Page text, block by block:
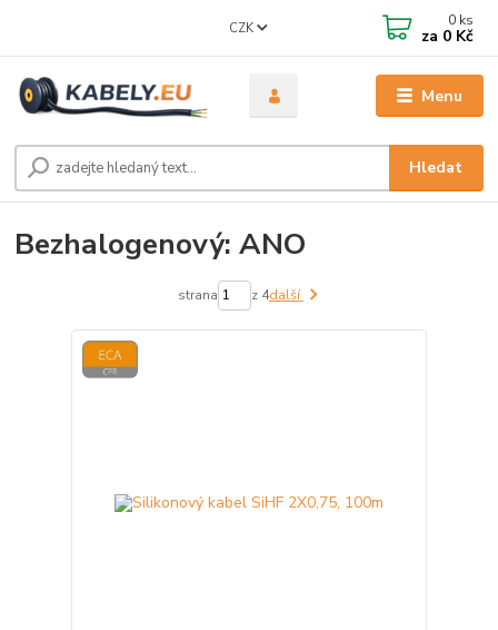
Menu
CZK
Hledat
0 ks
za 0 Kč
Bezhalogenový: ANO
strana z 4další